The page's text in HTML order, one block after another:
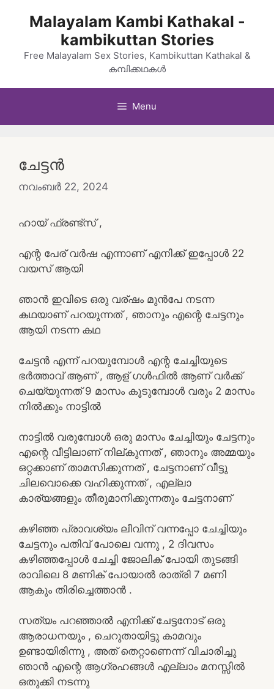
Malayalam Kambi Kathakal -
kambikuttan Stories
Free Malayalam Sex Stories, Kambikuttan Kathakal &
കമ്പിക്കഥകൾ
Menu
ചേട്ടൻ
നവംബർ 22, 2024
ഹായ് ഫ്രണ്ട്‌സ് ,
എന്റ പേര് വർഷ എന്നാണ് എനിക്ക് ഇപ്പോൾ 22
വയസ് ആയി
ഞാൻ ഇവിടെ ഒരു വര്ഷം മുൻപേ നടന്ന
കഥയാണ് പറയുന്നത് , ഞാനും എന്റെ ചേട്ടനും
ആയി നടന്ന കഥ
ചേട്ടൻ എന്ന് പറയുമ്പോൾ എന്റ ചേച്ചിയുടെ
ഭർത്താവ് ആണ് , ആള് ഗൾഫിൽ ആണ് വർക്ക്
ചെയ്യുന്നത് 9 മാസം കൂടുമ്പോൾ വരും 2 മാസം
നിൽക്കും നാട്ടിൽ
നാട്ടിൽ വരുമ്പോൾ ഒരു മാസം ചേച്ചിയും ചേട്ടനും
എന്റെ വീട്ടിലാണ് നില്കുന്നത് , ഞാനും അമ്മയും
ഒറ്റക്കാണ് താമസിക്കുന്നത് , ചേട്ടനാണ് വീട്ടു
ചിലവൊക്കെ വഹിക്കുന്നത് , എല്ലാ
കാര്യങ്ങളും തീരുമാനിക്കുന്നതും ചേട്ടനാണ്
കഴിഞ്ഞ പ്രാവശ്യം ലീവിന് വന്നപ്പോ ചേച്ചിയും
ചേട്ടനും പതിവ് പോലെ വന്നു , 2 ദിവസം
കഴിഞ്ഞപ്പോൾ ചേച്ചി ജോലിക് പോയി തുടങ്ങി
രാവിലെ 8 മണിക് പോയാൽ രാത്രി 7 മണി
ആകും തിരിച്ചെത്താൻ .
സത്യം പറഞ്ഞാൽ എനിക്ക് ചേട്ടനോട് ഒരു
ആരാധനയും , ചെറുതായിട്ടു കാമവും
ഉണ്ടായിരിന്നു , അത് തെറ്റാണെന്ന് വിചാരിച്ചു
ഞാൻ എന്റെ ആഗ്രഹങ്ങൾ എല്ലാം മനസ്സിൽ
ഒതുക്കി നടന്നു